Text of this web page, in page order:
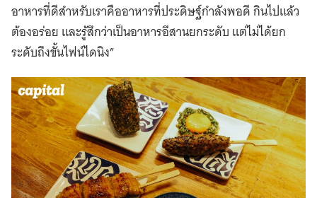
อาหารที่ดีสำหรับเราคืออาหารที่ประดิษฐ์กำลังพอดี กินไปแล้ว
ต้องอร่อย และรู้สึกว่าเป็นอาหารอีสานยกระดับ แต่ไม่ได้ยก
ระดับถึงขั้นไฟน์ไดนิง”